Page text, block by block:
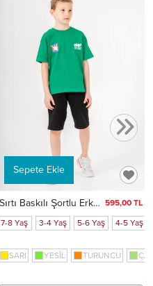
6-7 Yaş
Sepete Ekle
Sırtı Baskılı Şortlu Erkek Çocuk Takım 051 595,00 TL
7-8 Yaş
3-4 Yaş 5-6 Yaş 4-5 Yaş
SARI YESİL TURUNCU